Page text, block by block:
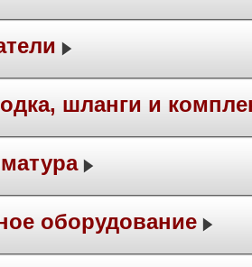
шланги и
оборудование